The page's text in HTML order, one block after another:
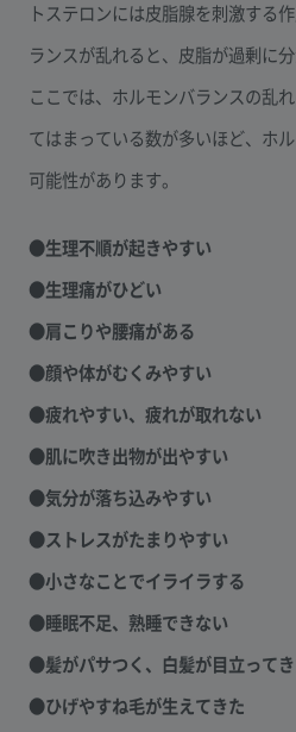
トステロンには皮脂腺を刺激する
ランスが乱れると、皮脂が過剰に
ここでは、ホルモンバランスの乱
てはまっている数が多いほど、ホ
可能性があります。
●生理不順が起きやすい
●生理痛がひどい
●肩こりや腰痛がある
●顔や体がむくみやすい
●疲れやすい、疲れが取れない
●肌に吹き出物が出やすい
●気分が落ち込みやすい
●ストレスがたまりやすい
●小さなことでイライラする
●睡眠不足、熟睡できない
●髪がパサつく、白髪が目立って
●ひげやすね毛が生えてきた